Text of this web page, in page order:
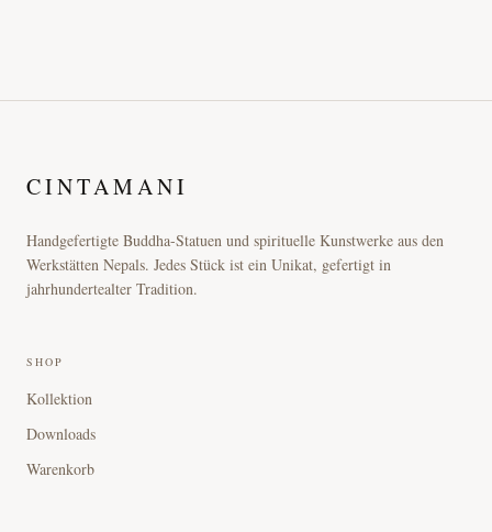
CINTAMANI
Handgefertigte Buddha-Statuen und spirituelle Kunstwerke aus den
Werkstätten Nepals. Jedes Stück ist ein Unikat, gefertigt in
jahrhundertealter Tradition.
SHOP
Kollektion
Downloads
Warenkorb